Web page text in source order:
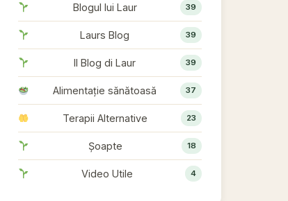
Blogul lui Laur 39
Laurs Blog 39
Il Blog di Laur 39
Alimentație sănătoasă 37
Terapii Alternative 23
Șoapte 18
Video Utile 4